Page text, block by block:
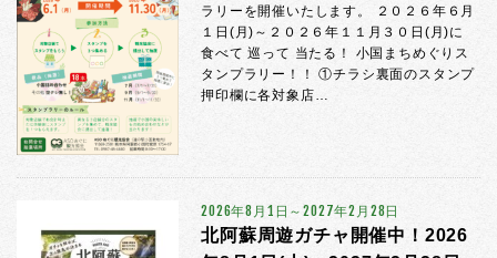
ラリーを開催いたします。 ２０２６年６月
１日(月)～２０２６年１１月３０日(月)に
食べて 巡って 当たる！ 小国まちめぐりス
タンプラリー！！ ①チラシ裏面のスタンプ
押印欄に各対象店…
2026年8月1日～2027年2月28日
北阿蘇周遊ガチャ開催中！2026